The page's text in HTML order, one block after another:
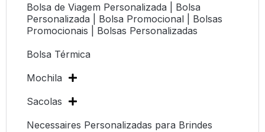
Bolsa de Viagem Personalizada | Bolsa
Personalizada | Bolsa Promocional | Bolsas
Promocionais | Bolsas Personalizadas
Bolsa Térmica
Mochila
Sacolas
Necessaires Personalizadas para Brindes